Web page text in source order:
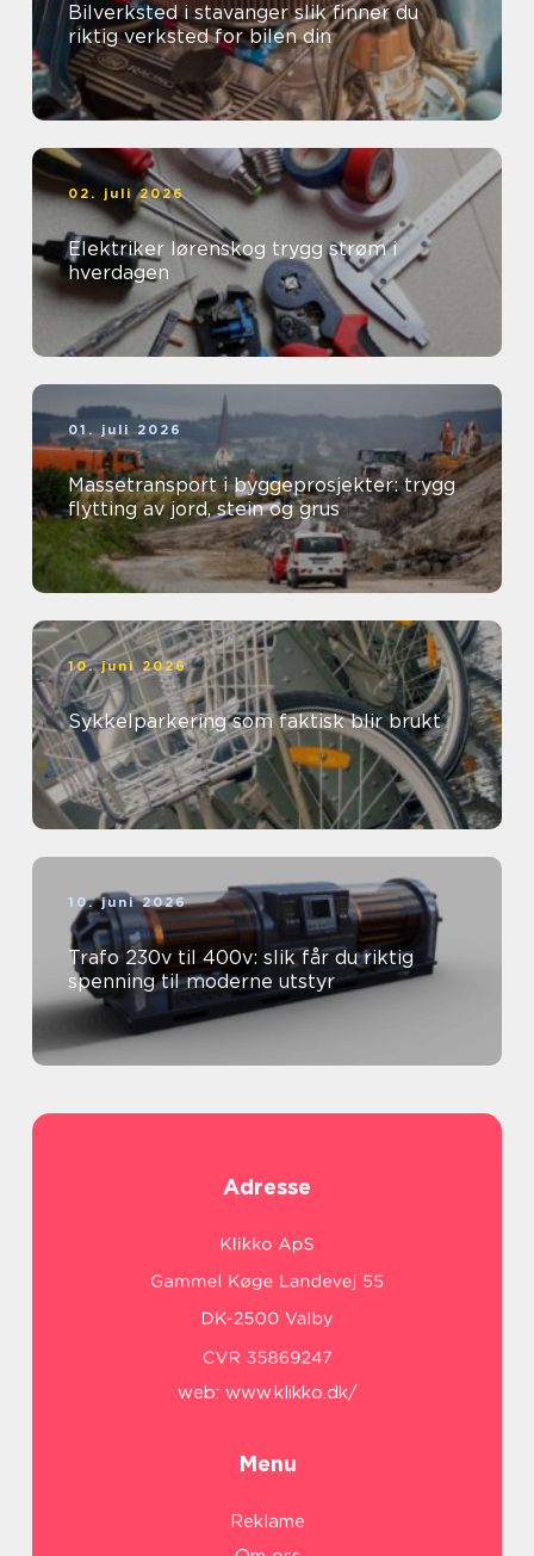
Bilverksted i stavanger slik finner du
riktig verksted for bilen din
02. juli 2026
Elektriker lørenskog trygg strøm i
hverdagen
01. juli 2026
Massetransport i byggeprosjekter: trygg
flytting av jord, stein og grus
10. juni 2026
Sykkelparkering som faktisk blir brukt
10. juni 2026
Trafo 230v til 400v: slik får du riktig
spenning til moderne utstyr
Adresse
web: www.klikko.dk/
Menu
Reklame